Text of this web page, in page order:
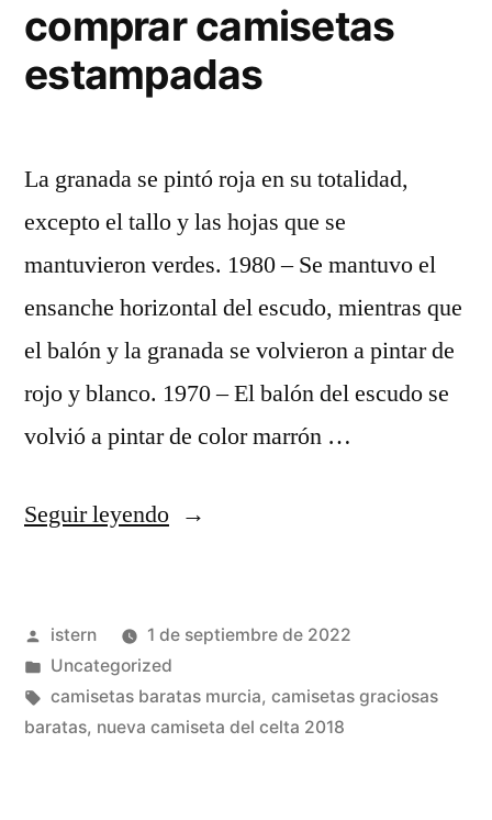
comprar camisetas
estampadas
La granada se pintó roja en su totalidad,
excepto el tallo y las hojas que se
mantuvieron verdes. 1980 – Se mantuvo el
ensanche horizontal del escudo, mientras que
el balón y la granada se volvieron a pintar de
rojo y blanco. 1970 – El balón del escudo se
volvió a pintar de color marrón …
Seguir leyendo«comprar
Publicado
por
istern
1 de septiembre de 2022
Publicado
en
Uncategorized
Etiquetas:
camisetas baratas murcia, camisetas graciosas
baratas, nueva camiseta del celta 2018